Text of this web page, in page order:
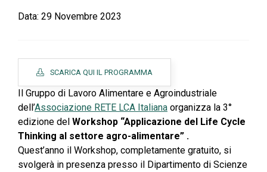
Data: 29 Novembre 2023
SCARICA QUI IL PROGRAMMA
Il Gruppo di Lavoro Alimentare e Agroindustriale
dell’Associazione RETE LCA Italiana organizza la 3°
edizione del Workshop “Applicazione del Life Cycle
Thinking al settore agro-alimentare” .
Quest’anno il Workshop, completamente gratuito, si
svolgerà in presenza presso il Dipartimento di Scienze